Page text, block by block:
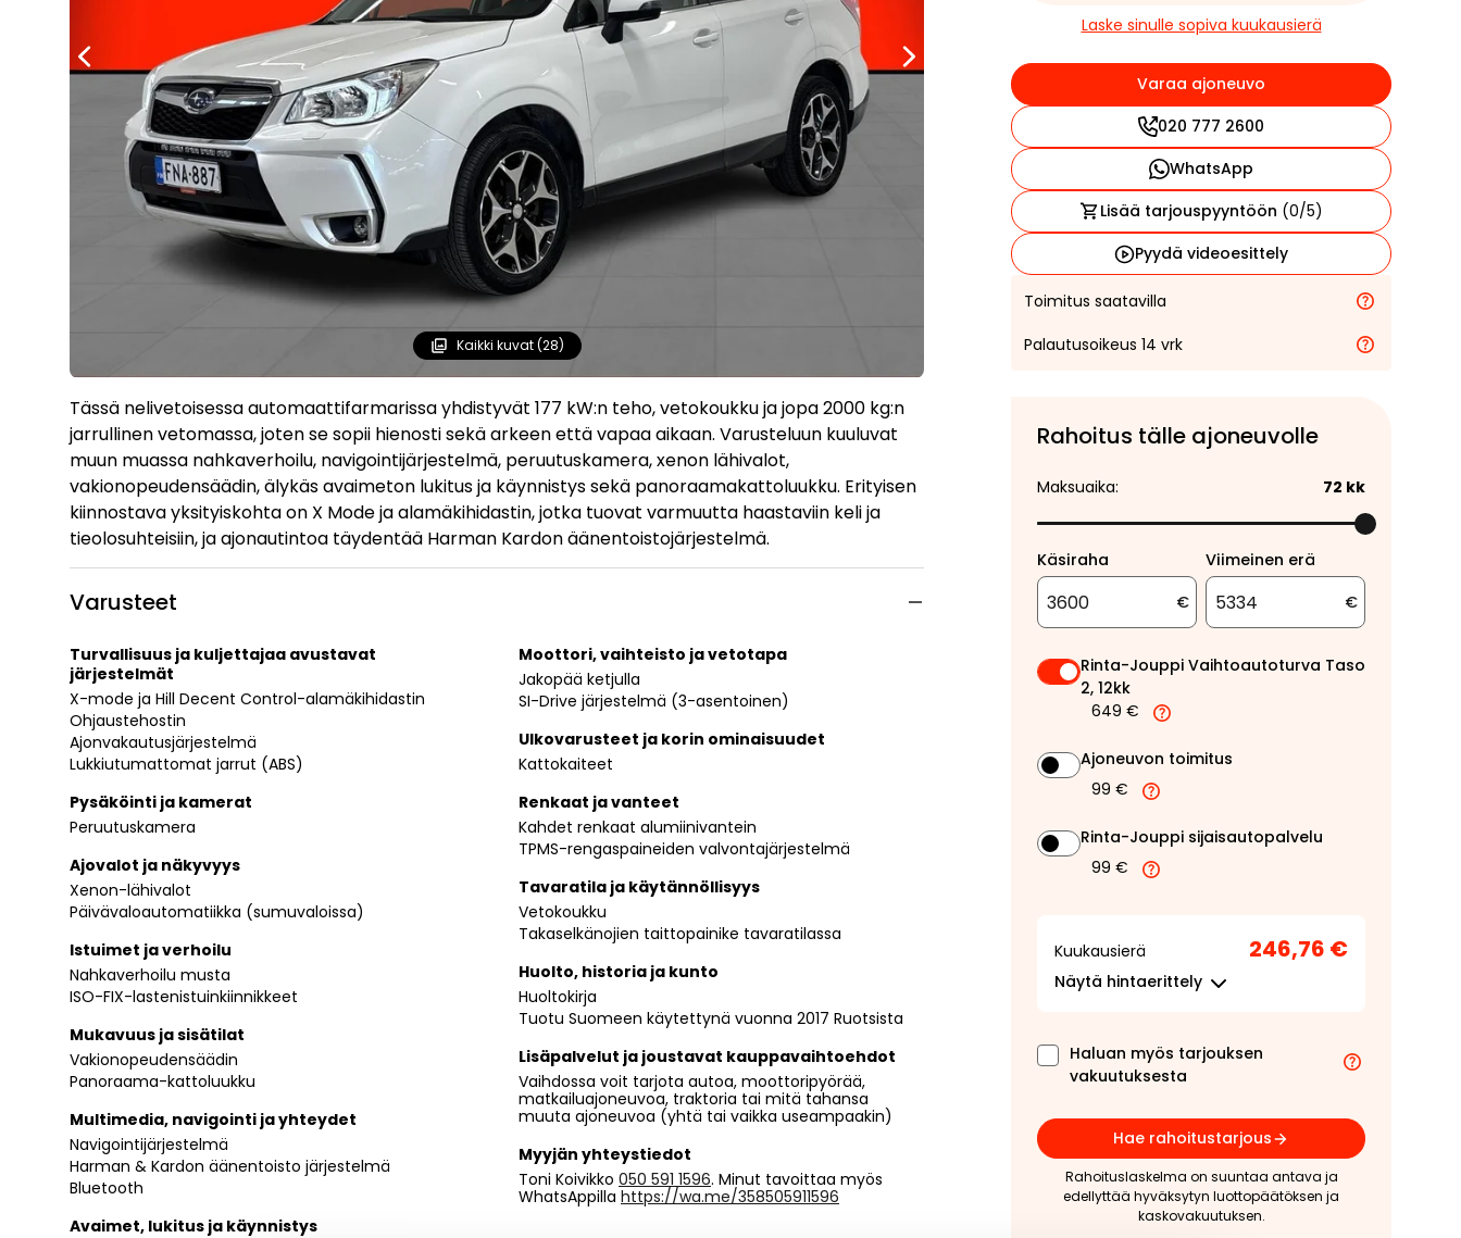
Kaikki kuvat (28)
Tässä nelivetoisessa automaattifarmarissa yhdistyvät 177 kW:n teho, vetokoukku ja jopa 2000 kg:n
jarrullinen vetomassa, joten se sopii hienosti sekä arkeen että vapaa aikaan. Varusteluun kuuluvat
muun muassa nahkaverhoilu, navigointijärjestelmä, peruutuskamera, xenon lähivalot,
vakionopeudensäädin, älykäs avaimeton lukitus ja käynnistys sekä panoraamakattoluukku. Erityisen
kiinnostava yksityiskohta on X Mode ja alamäkihidastin, jotka tuovat varmuutta haastaviin keli ja
tieolosuhteisiin, ja ajonautintoa täydentää Harman Kardon äänentoistojärjestelmä.
Varusteet
Turvallisuus ja kuljettajaa avustavat
järjestelmät
X-mode ja Hill Decent Control-alamäkihidastin
Ohjaustehostin
Ajonvakautusjärjestelmä
Lukkiutumattomat jarrut (ABS)
Pysäköinti ja kamerat
Peruutuskamera
Ajovalot ja näkyvyys
Xenon-lähivalot
Päivävaloautomatiikka (sumuvaloissa)
Istuimet ja verhoilu
Nahkaverhoilu musta
ISO-FIX-lastenistuinkiinnikkeet
Mukavuus ja sisätilat
Vakionopeudensäädin
Panoraama-kattoluukku
Multimedia, navigointi ja yhteydet
Navigointijärjestelmä
Harman & Kardon äänentoisto järjestelmä
Bluetooth
Avaimet, lukitus ja käynnistys
Moottori, vaihteisto ja vetotapa
Jakopää ketjulla
SI-Drive järjestelmä (3-asentoinen)
Ulkovarusteet ja korin ominaisuudet
Kattokaiteet
Renkaat ja vanteet
Kahdet renkaat alumiinivantein
TPMS-rengaspaineiden valvontajärjestelmä
Tavaratila ja käytännöllisyys
Vetokoukku
Takaselkänojien taittopainike tavaratilassa
Huolto, historia ja kunto
Huoltokirja
Tuotu Suomeen käytettynä vuonna 2017 Ruotsista
Lisäpalvelut ja joustavat kauppavaihtoehdot
Vaihdossa voit tarjota autoa, moottoripyörää,
matkailuajoneuvoa, traktoria tai mitä tahansa
muuta ajoneuvoa (yhtä tai vaikka useampaakin)
Myyjän yhteystiedot
Toni Koivikko 050 591 1596. Minut tavoittaa myös
WhatsAppilla https://wa.me/358505911596
Laske sinulle sopiva kuukausierä
Varaa ajoneuvo
020 777 2600
WhatsApp
Lisää tarjouspyyntöön (0/5)
Pyydä videoesittely
Toimitus saatavilla
Palautusoikeus 14 vrk
Rahoitus tälle ajoneuvolle
Maksuaika: 72 kk
Käsiraha
€
Viimeinen erä
€
Rinta-Jouppi Vaihtoautoturva Taso
2, 12kk
649 €
Ajoneuvon toimitus
99 €
Rinta-Jouppi sijaisautopalvelu
99 €
Kuukausierä 246,76 €
Näytä hintaerittely
Haluan myös tarjouksen
vakuutuksesta
Hae rahoitustarjous
Rahoituslaskelma on suuntaa antava ja
edellyttää hyväksytyn luottopäätöksen ja
kaskovakuutuksen.